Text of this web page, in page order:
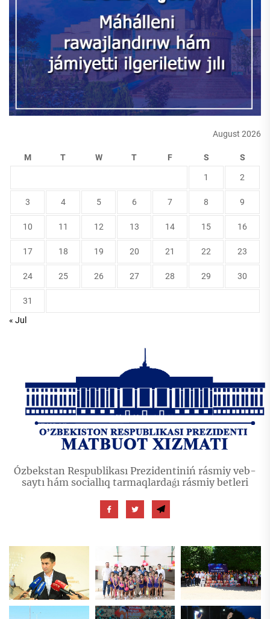
August 2026
M T W T F S S
1 2
3 4 5 6 7 8 9
10 11 12 13 14 15 16
17 18 19 20 21 22 23
24 25 26 27 28 29 30
31
« Jul
Ózbekstan Respublikası Prezidentiniń rásmiy veb-
saytı hám sociallıq tarmaqlardaǵı rásmiy betleri